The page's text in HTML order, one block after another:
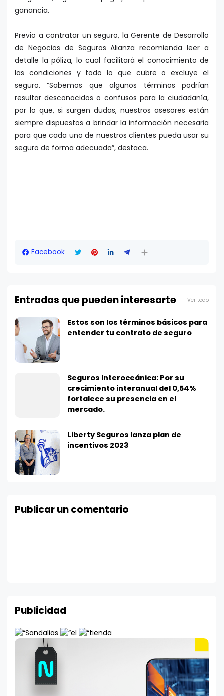
ganancia.
Previo a contratar un seguro, la Gerente de Desarrollo
de Negocios de Seguros Alianza recomienda leer a
detalle la póliza, lo cual facilitará el conocimiento de
las condiciones y todo lo que cubre o excluye el
seguro. “Sabemos que algunos términos podrían
resultar desconocidos o confusos para la ciudadanía,
por lo que, si surgen dudas, nuestros asesores están
siempre dispuestos a brindar la información necesaria
para que cada uno de nuestros clientes pueda usar su
seguro de forma adecuada”, destaca.
Facebook
Entradas que pueden interesarte Ver todo
Estos son los términos básicos para
entender tu contrato de seguro
Seguros Interoceánica: Por su
crecimiento interanual del 0,54%
fortalece su presencia en el
mercado.
Liberty Seguros lanza plan de
incentivos 2023
Publicar un comentario
Publicidad